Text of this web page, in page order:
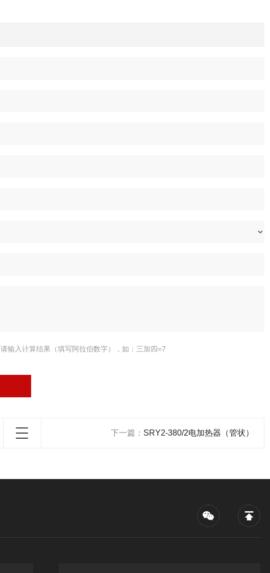
请输入计算结果（填写阿拉伯数字），如：三加四=7
下一篇： SRY2-380/2电加热器（管状）